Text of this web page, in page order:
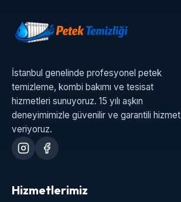
İstanbul genelinde profesyonel petek
temizleme, kombi bakımı ve tesisat
hizmetleri sunuyoruz. 15 yılı aşkın
deneyimimizle güvenilir ve garantili hizmet
veriyoruz.
Hizmetlerimiz